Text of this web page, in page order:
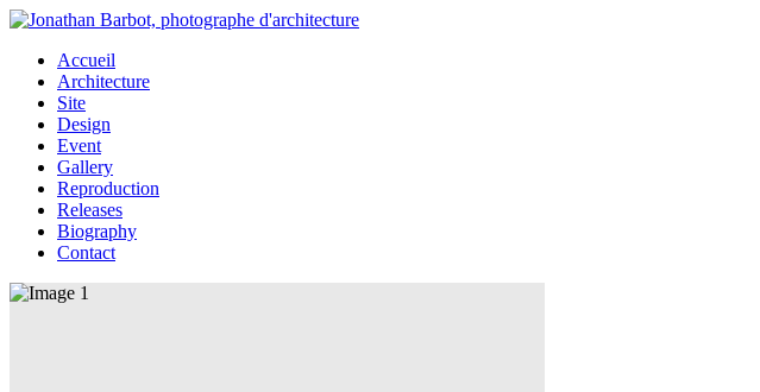
Accueil
Architecture
Site
Design
Event
Gallery
Reproduction
Releases
Biography
Contact